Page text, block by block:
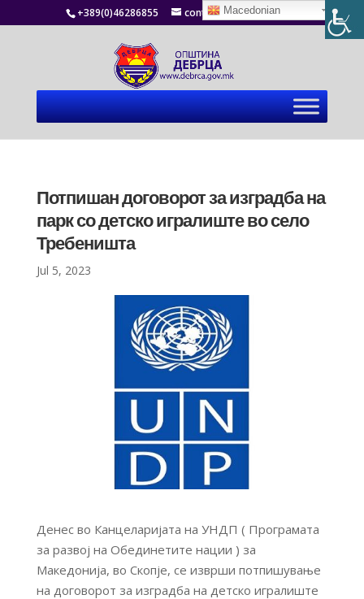
+389(0)46286855 contact@debrca.gov.mk
Потпишан договорот за изградба на
парк со детско игралиште во село
Требеништа
Jul 5, 2023
Денес во Канцеларијата на УНДП ( Програмата
за развој на Обединетите нации ) за
Македонија, во Скопје, се изврши потпишување
на договорот за изградба на детско игралиште
Macedonian